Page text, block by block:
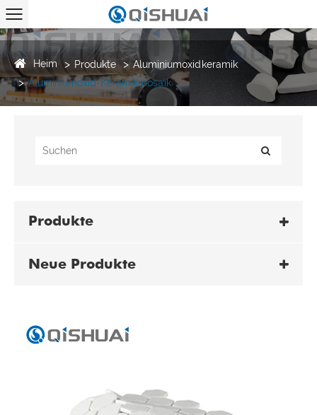
Heim Produkte
Aluminiumoxidkeramik
Aluminiumoxid-Keramikmosaik
Produkte
Neue Produkte